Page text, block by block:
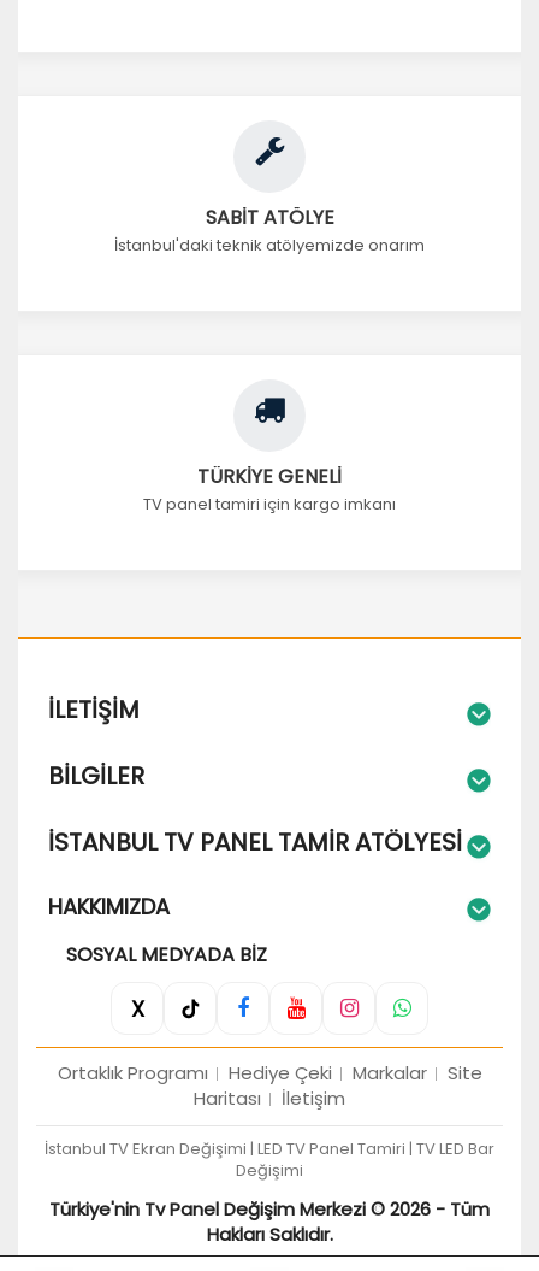
SABİT ATÖLYE
İstanbul'daki teknik atölyemizde onarım
TÜRKİYE GENELİ
TV panel tamiri için kargo imkanı
İLETIŞIM
BILGILER
İSTANBUL TV PANEL TAMIR ATÖLYESI
HAKKIMIZDA
SOSYAL MEDYADA BIZ
X
Ortaklık Programı Hediye Çeki Markalar
Site
Haritası
İletişim
İstanbul TV Ekran Değişimi | LED TV Panel Tamiri | TV LED Bar
Değişimi
Türkiye'nin Tv Panel Değişim Merkezi © 2026 - Tüm
Hakları Saklıdır.